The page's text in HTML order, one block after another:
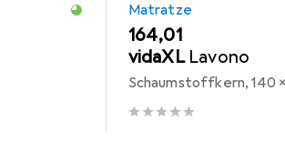
Matratze
EUR
164,01
vidaXL Lavono
Schaumstoffkern, 140